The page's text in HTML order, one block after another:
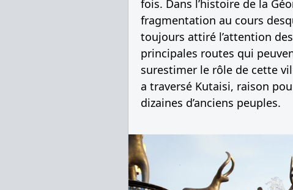
fois. Dans l’histoire de la
fragmentation au cours
toujours attiré l’attention
principales routes qui
surestimer le rôle de cette
a traversé Kutaisi, raison
dizaines d’anciens peuples.